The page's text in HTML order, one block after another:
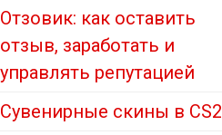
Отзовик: как оставить
отзыв, заработать и
управлять репутацией
Сувенирные скины в CS2